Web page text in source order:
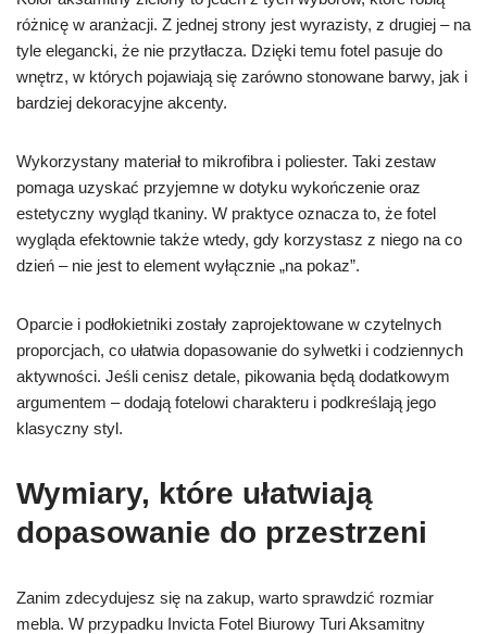
różnicę w aranżacji. Z jednej strony jest wyrazisty, z drugiej – na
tyle elegancki, że nie przytłacza. Dzięki temu fotel pasuje do
wnętrz, w których pojawiają się zarówno stonowane barwy, jak i
bardziej dekoracyjne akcenty.
Wykorzystany materiał to mikrofibra i poliester. Taki zestaw
pomaga uzyskać przyjemne w dotyku wykończenie oraz
estetyczny wygląd tkaniny. W praktyce oznacza to, że fotel
wygląda efektownie także wtedy, gdy korzystasz z niego na co
dzień – nie jest to element wyłącznie „na pokaz”.
Oparcie i podłokietniki zostały zaprojektowane w czytelnych
proporcjach, co ułatwia dopasowanie do sylwetki i codziennych
aktywności. Jeśli cenisz detale, pikowania będą dodatkowym
argumentem – dodają fotelowi charakteru i podkreślają jego
klasyczny styl.
Wymiary, które ułatwiają
dopasowanie do przestrzeni
Zanim zdecydujesz się na zakup, warto sprawdzić rozmiar
mebla. W przypadku Invicta Fotel Biurowy Turi Aksamitny